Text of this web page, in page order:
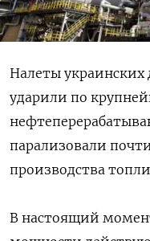
Налеты украинских
ударили по
парализовали
производства
В настоящий